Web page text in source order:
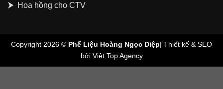
Hoa hồng cho CTV
Copyright 2026 © Phế Liệu Hoàng Ngọc Diệp| Thiết kế & SEO
bởi Việt Top Agency